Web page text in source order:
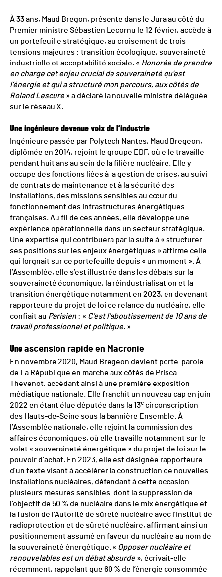
À 33 ans, Maud Bregon, présente dans le Jura au côté du
Premier ministre Sébastien Lecornu le 12 février, accède à
un portefeuille stratégique, au croisement de trois
tensions majeures : transition écologique, souveraineté
industrielle et acceptabilité sociale. « Honorée de prendre
en charge cet enjeu crucial de souveraineté qu’est
l’énergie et qui a structuré mon parcours, aux côtés de
Roland Lescure » a déclaré la nouvelle ministre déléguée
sur le réseau X.
Une ingénieure devenue voix de l’industrie
Ingénieure passée par Polytech Nantes, Maud Bregeon,
diplômée en 2014, rejoint le groupe EDF, où elle travaille
pendant huit ans au sein de la filière nucléaire. Elle y
occupe des fonctions liées à la gestion de crises, au suivi
de contrats de maintenance et à la sécurité des
installations, des missions sensibles au cœur du
fonctionnement des infrastructures énergétiques
françaises. Au fil de ces années, elle développe une
expérience opérationnelle dans un secteur stratégique.
Une expertise qui contribuera par la suite à « structurer
ses positions sur les enjeux énergétiques » affirme celle
qui lorgnait sur ce portefeuille depuis « un moment ». À
l’Assemblée, elle s’est illustrée dans les débats sur la
souveraineté économique, la réindustrialisation et la
transition énergétique notamment en 2023, en devenant
rapporteure du projet de loi de relance du nucléaire, elle
confiait au Parisien : « C’est l’aboutissement de 10 ans de
travail professionnel et politique. »
Une ascension rapide en Macronie
En novembre 2020, Maud Bregeon devient porte-parole
de La République en marche aux côtés de Prisca
Thevenot, accédant ainsi à une première exposition
médiatique nationale. Elle franchit un nouveau cap en juin
2022 en étant élue députée dans la 13e circonscription
des Hauts-de-Seine sous la bannière Ensemble. À
l’Assemblée nationale, elle rejoint la commission des
affaires économiques, où elle travaille notamment sur le
volet « souveraineté énergétique » du projet de loi sur le
pouvoir d’achat. En 2023, elle est désignée rapporteure
d’un texte visant à accélérer la construction de nouvelles
installations nucléaires, défendant à cette occasion
plusieurs mesures sensibles, dont la suppression de
l’objectif de 50 % de nucléaire dans le mix énergétique et
la fusion de l’Autorité de sûreté nucléaire avec l’Institut de
radioprotection et de sûreté nucléaire, affirmant ainsi un
positionnement assumé en faveur du nucléaire au nom de
la souveraineté énergétique. « Opposer nucléaire et
renouvelables est un débat absurde », écrivait-elle
récemment, rappelant que 60 % de l’énergie consommée